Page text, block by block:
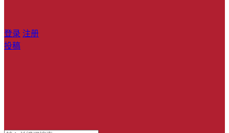
登录 注册
投稿